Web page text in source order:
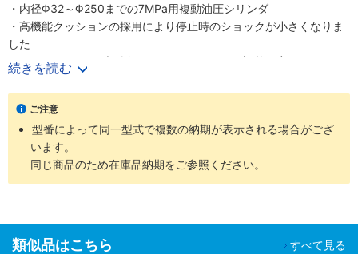
・内径Φ32～Φ250までの7MPa用複動油圧シリンダ
・高機能クッションの採用により停止時のショックが小さくなりま
した
・クッションバルブの採用により、クッション調整が容易になりま
した
・クッションバルブは、安全対策として、抜け止め機構、およびゆ
るみ止め用ロックナットを採用しました
・バリエーション豊富かつ保全性を良くした、小形スイッチを標準
化しました
続きを読む
ご注意
型番によって同一型式で複数の納期が表示される場合がござ
います。
同じ商品のため在庫品納期をご参照ください。
類似品はこちら すべて見る